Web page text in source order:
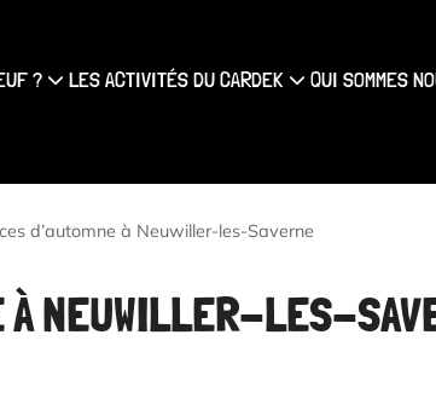
? LES ACTIVITÉS DU CARDEK QUI SOMMES
d’automne à Neuwiller-les-Saverne
À NEUWILLER-LES-